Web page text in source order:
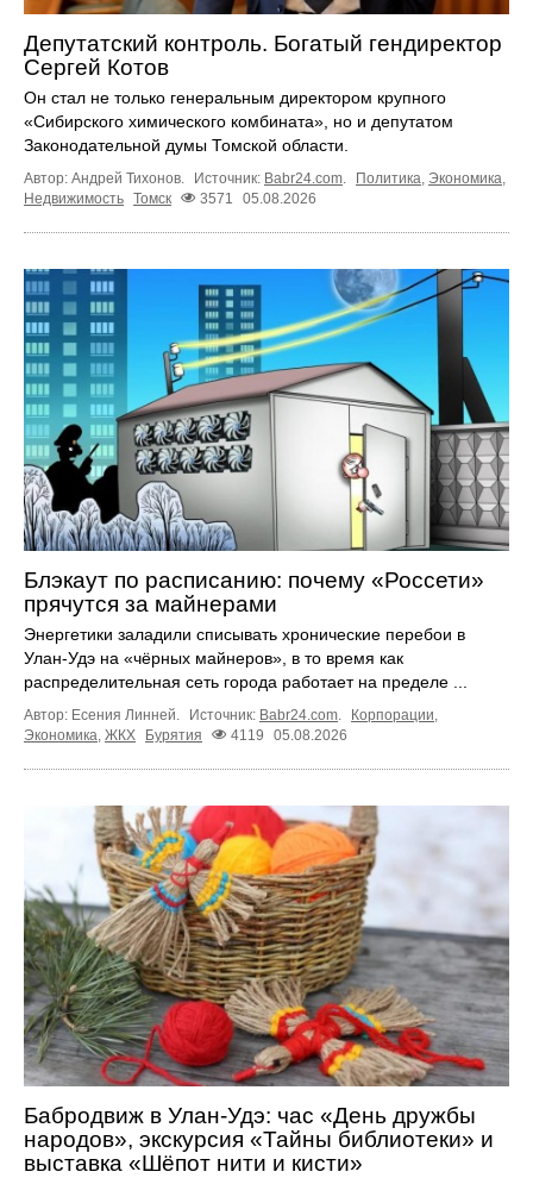
Депутатский контроль. Богатый гендиректор
Сергей Котов
Он стал не только генеральным директором крупного
«Сибирского химического комбината», но и депутатом
Законодательной думы Томской области.
Автор: Андрей Тихонов. Источник: Babr24.com Политика Экономика
Недвижимость Томск 3571 05.08.2026
Блэкаут по расписанию: почему «Россети»
прячутся за майнерами
Энергетики заладили списывать хронические перебои в
Улан-Удэ на «чёрных майнеров», в то время как
распределительная сеть города работает на пределе ...
Автор: Есения Линней. Источник: Babr24.com Корпорации
Экономика ЖКХ Бурятия 4119 05.08.2026
Бабродвиж в Улан-Удэ: час «День дружбы
народов», экскурсия «Тайны библиотеки» и
выставка «Шёпот нити и кисти»